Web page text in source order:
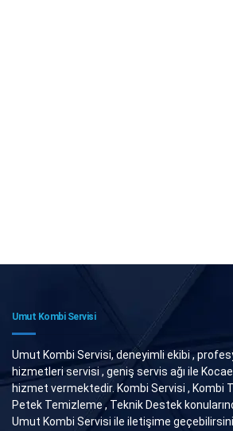
Umut Kombi Servisi
Umut Kombi Servisi, deneyimli ekibi ,
hizmetleri servisi , geniş servis ağı ile
hizmet vermektedir. Kombi Servisi , Kombi
Petek Temizleme , Teknik Destek
Umut Kombi Servisi ile iletişime